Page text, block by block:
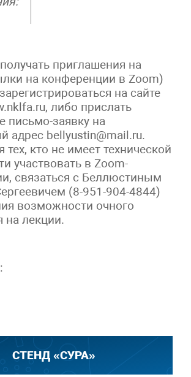
приглашения на
на конференции в Zoom)
на сайте
либо прислать
письмо-заявку на
адрес bellyustin@mail.ru.
тех, кто не имеет технической
участвовать в Zoom-
связаться с Беллюстиным
(8-951-904-4844)
возможности очного
на лекции.
СТЕНД «СУРА»